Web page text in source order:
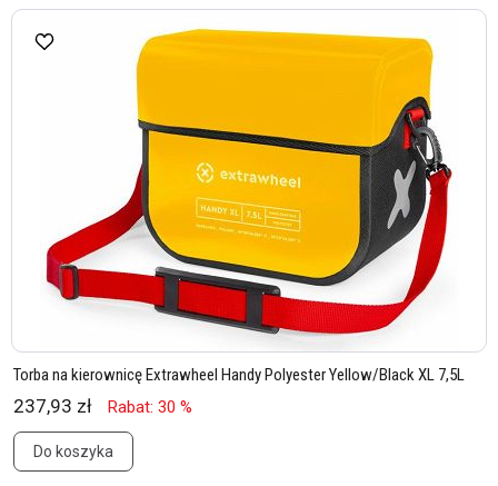
Torba na kierownicę Extrawheel Handy Polyester Yellow/Black XL 7,5L
237,93 zł Rabat: 30 %
Do koszyka